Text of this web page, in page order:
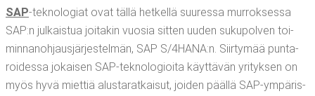
SAP-tek­no­lo­giat ovat täl­lä het­kel­lä suu­res­sa mur­rok­ses­sa
SAP:n jul­kais­tua joi­ta­kin vuo­sia sit­ten uuden suku­pol­ven toi­
min­na­noh­jaus­jär­jes­tel­män, SAP S/4HANA:n. Siir­ty­mää pun­ta­
roi­des­sa jokai­sen SAP-tek­no­lo­gioi­ta käyt­tä­vän yri­tyk­sen on
myös hyvä miet­tiä alus­ta­rat­kai­sut, joi­den pääl­lä SAP-ympä­ris­